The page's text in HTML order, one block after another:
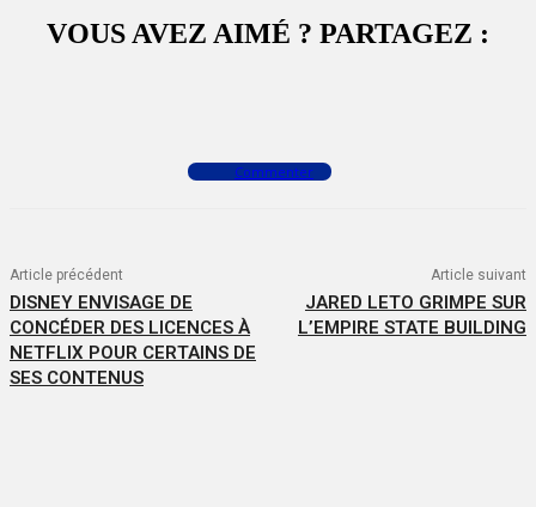
VOUS AVEZ AIMÉ ? PARTAGEZ :
Commenter
Article précédent
DISNEY ENVISAGE DE
CONCÉDER DES LICENCES À
NETFLIX POUR CERTAINS DE
SES CONTENUS
Article suivant
JARED LETO GRIMPE SUR
L’EMPIRE STATE BUILDING